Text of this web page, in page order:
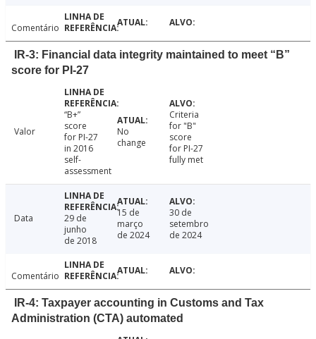
Comentário
IR-3: Financial data integrity maintained to meet “B”
score for PI-27
Valor
“B+”
score
for PI-27
in 2016
self-
assessment
No
change
Criteria
for "B"
score
for PI-27
fully met
Data
29 de
junho
de 2018
15 de
março
de 2024
30 de
setembro
de 2024
Comentário
IR-4: Taxpayer accounting in Customs and Tax
Administration (CTA) automated